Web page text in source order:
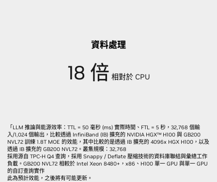
資料處理
18 倍 相對於 CPU
「LLM 推論與能源效率：TTL = 50 毫秒 (ms) 實際時間、FTL = 5 秒，32,768 個輸
入/1,024 個輸出，比較透過 InfiniBand (IB) 擴充的 NVIDIA HGX™ H100 與 GB200
NVL72 訓練 1.8T MOE 的效能，其中比較的是透過 IB 擴充的 4096x HGX H100，以及
透過 IB 擴充的 GB200 NVL72。叢集規模：32,768
採用源自 TPC-H Q4 查詢，採用 Snappy / Deflate 壓縮技術的資料庫聯結與彙總工作
負載。GB200 NVL72 相較於 Intel Xeon 8480+，x86、H100 單一 GPU 與單一 GPU
的自訂查詢實作
此為預計效能，之後將有可能更新。